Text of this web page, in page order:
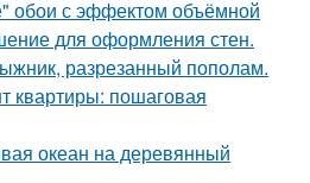
с эффектом объёмной
для оформления стен.
разрезанный пополам.
квартиры: пошаговая
океан на деревянный